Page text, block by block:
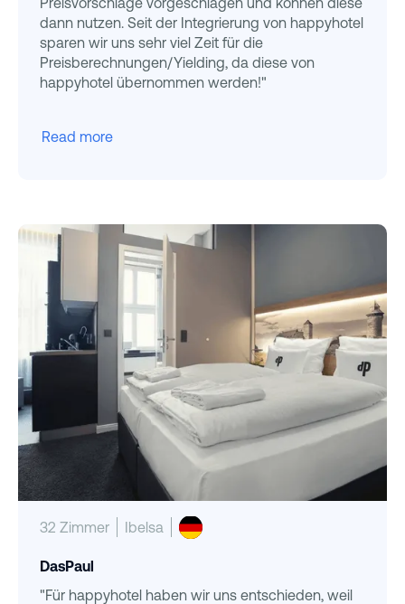
dann nutzen. Seit der Integrierung von happyhotel
sparen wir uns sehr viel Zeit für die
Preisberechnungen/Yielding, da diese von
happyhotel übernommen werden!"
Read more
32 Zimmer Ibelsa
DasPaul
"Für happyhotel haben wir uns entschieden, weil